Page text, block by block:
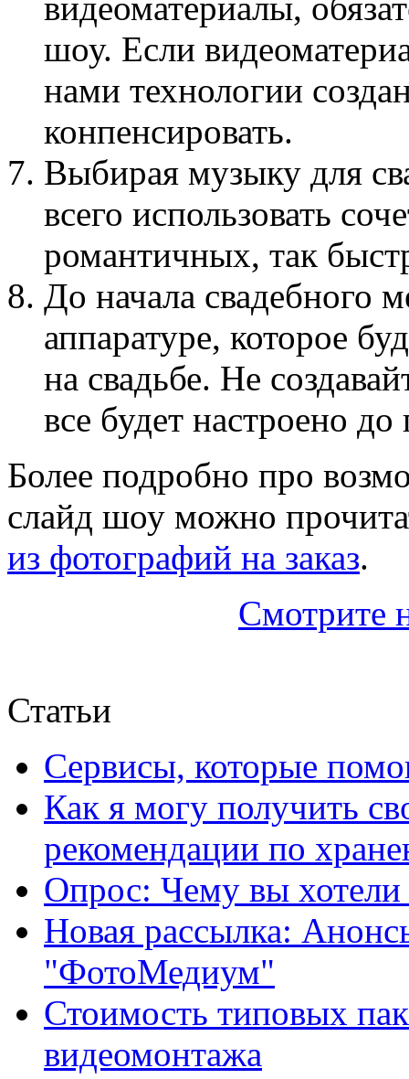
шоу. Если
нами технологии
конпенсировать.
Выбирая музыку для
всего использовать
романтичных, так
До начала свадебного
аппаратуре, которое
на свадьбе. Не
все будет настроено до
Более подробно про
слайд шоу можно
из фотографий на заказ.
Смотрите
Статьи
Сервисы, которые
Как я могу получить
рекомендации по
Опрос: Чему вы хотели
Новая рассылка:
"ФотоМедиум"
Стоимость типовых
видеомонтажа